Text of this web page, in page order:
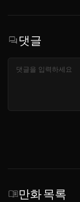
forum댓글
menu_book만화 목록